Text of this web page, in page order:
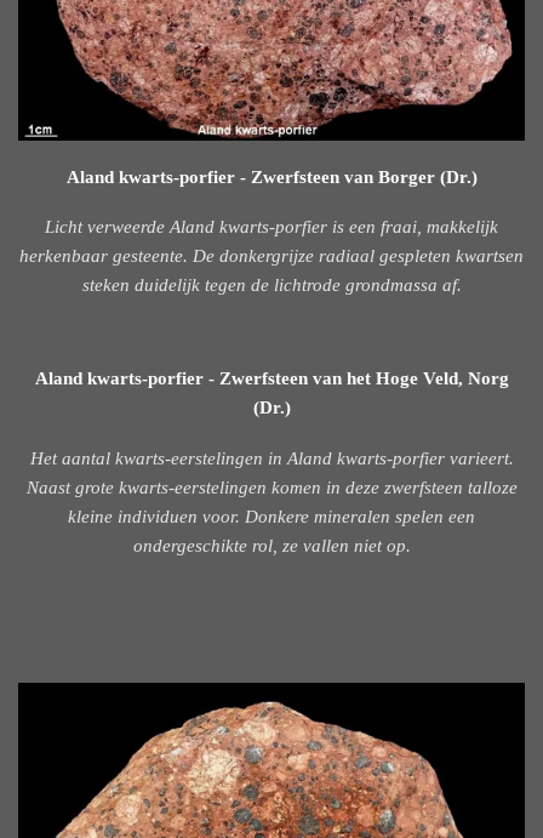
Aland kwarts-porfier - Zwerfsteen van Borger (Dr.)
Licht verweerde Aland kwarts-porfier is een fraai, makkelijk
herkenbaar gesteente. De donkergrijze radiaal gespleten kwartsen
steken duidelijk tegen de lichtrode grondmassa af.
Aland kwarts-porfier - Zwerfsteen van het Hoge Veld, Norg
(Dr.)
Het aantal kwarts-eerstelingen in Aland kwarts-porfier varieert.
Naast grote kwarts-eerstelingen komen in deze zwerfsteen talloze
kleine individuen voor. Donkere mineralen spelen een
ondergeschikte rol, ze vallen niet op.